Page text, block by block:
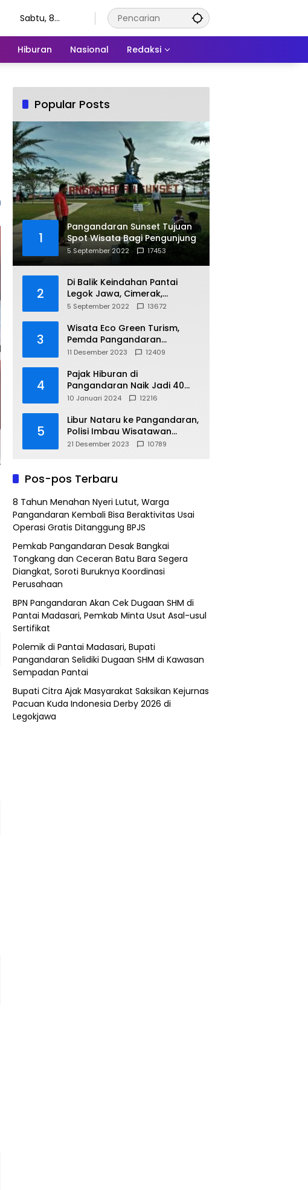
Sabtu, 8
Hiburan Nasional Redaksi
Popular Posts
1
Pangandaran Sunset Tujuan
Spot Wisata Bagi Pengunjung
5 September 2022 17453
2
Di Balik Keindahan Pantai
Legok Jawa, Cimerak,
Pangandaran
5 September 2022 13672
3
Wisata Eco Green Turism,
Pemda Pangandaran
Gandeng PLN
11 Desember 2023 12409
4
Pajak Hiburan di
Pangandaran Naik Jadi 40
Persen
10 Januari 2024 12216
5
Libur Nataru ke Pangandaran,
Polisi Imbau Wisatawan
Gunakan Jalur Arteri
21 Desember 2023 10789
Pos-pos Terbaru
8 Tahun Menahan Nyeri Lutut, Warga
Pangandaran Kembali Bisa Beraktivitas Usai
Operasi Gratis Ditanggung BPJS
Pemkab Pangandaran Desak Bangkai
Tongkang dan Ceceran Batu Bara Segera
Diangkat, Soroti Buruknya Koordinasi
Perusahaan
BPN Pangandaran Akan Cek Dugaan SHM di
Pantai Madasari, Pemkab Minta Usut Asal-usul
Sertifikat
Polemik di Pantai Madasari, Bupati
Pangandaran Selidiki Dugaan SHM di Kawasan
Sempadan Pantai
Bupati Citra Ajak Masyarakat Saksikan Kejurnas
Pacuan Kuda Indonesia Derby 2026 di
Legokjawa